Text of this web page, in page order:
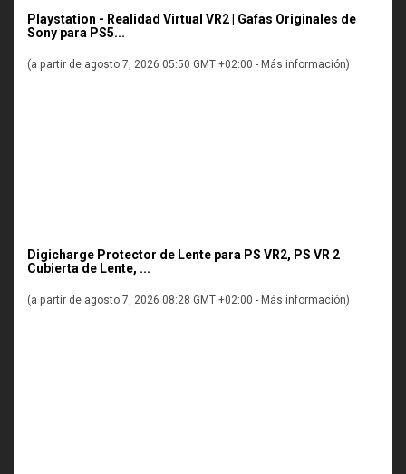
Playstation - Realidad Virtual VR2 | Gafas Originales de
Sony para PS5...
(a partir de agosto 7, 2026 05:50 GMT +02:00 - Más información)
Digicharge Protector de Lente para PS VR2, PS VR 2
Cubierta de Lente, ...
(a partir de agosto 7, 2026 08:28 GMT +02:00 - Más información)